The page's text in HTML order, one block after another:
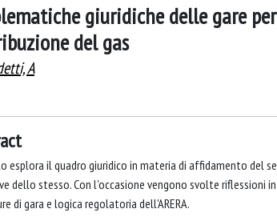
giuridiche delle gare
del gas
A
esplora il quadro giuridico in materia di affidamento del
dello stesso. Con l'occasione vengono svolte riflessioni
di gara e logica regolatoria dell'ARERA.